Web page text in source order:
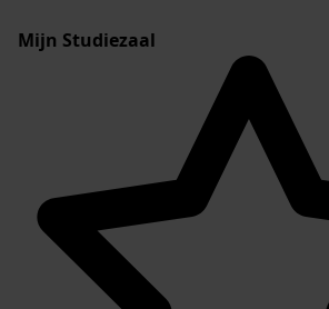
Mijn Studiezaal